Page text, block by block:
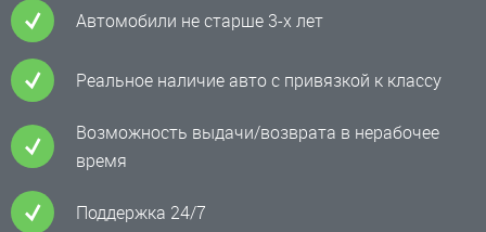
Автомобили не старше 3-х лет
Реальное наличие авто с привязкой к классу
Возможность выдачи/возврата в нерабочее
время
Поддержка 24/7